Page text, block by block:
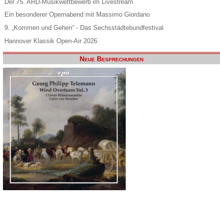
Der 75. ARD-Musikwettbewerb im Livestream
Ein besonderer Opernabend mit Massimo Giordano
9. „Kommen und Gehen“ - Das Sechsstädtebundfestival
Hannover Klassik Open-Air 2026
Neue Besprechungen